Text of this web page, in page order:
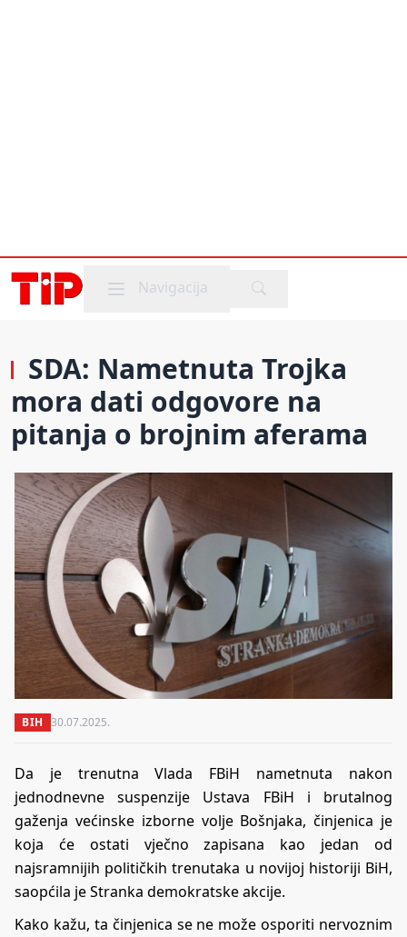
Mobile menu
Navigacija
SDA: Nametnuta Trojka
mora dati odgovore na
pitanja o brojnim aferama
BIH 30.07.2025.
Da je trenutna Vlada FBiH nametnuta nakon
jednodnevne suspenzije Ustava FBiH i brutalnog
gaženja većinske izborne volje Bošnjaka, činjenica je
koja će ostati vječno zapisana kao jedan od
najsramnijih političkih trenutaka u novijoj historiji BiH,
saopćila je Stranka demokratske akcije.
Kako kažu, ta činjenica se ne može osporiti nervoznim